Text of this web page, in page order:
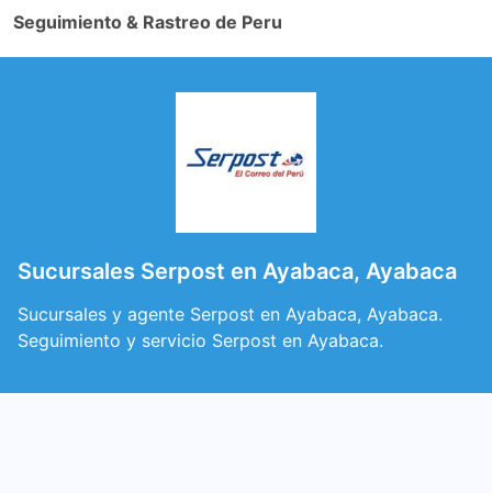
Seguimiento & Rastreo de Peru
Sucursales Serpost en Ayabaca, Ayabaca
Sucursales y agente Serpost en Ayabaca, Ayabaca.
Seguimiento y servicio Serpost en Ayabaca.